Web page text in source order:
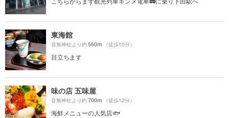
東海館
音無神社より約560m （徒歩10分）
目立ちます
味の店 五味屋
音無神社より約700m （徒歩12分）
海鮮メニューの人気店🐟